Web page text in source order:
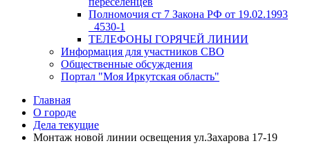
Полномочия ст 7 Закона РФ от 19.02.1993
_4530-1
ТЕЛЕФОНЫ ГОРЯЧЕЙ ЛИНИИ
Информация для участников СВО
Общественные обсуждения
Портал "Моя Иркутская область"
Главная
О городе
Дела текущие
Монтаж новой линии освещения ул.Захарова 17-19